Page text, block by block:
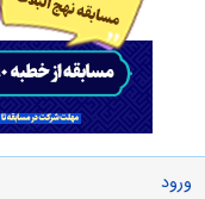
ورود